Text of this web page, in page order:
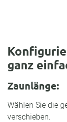
ganz
Zaunlänge:
Wählen Sie die
verschieben.